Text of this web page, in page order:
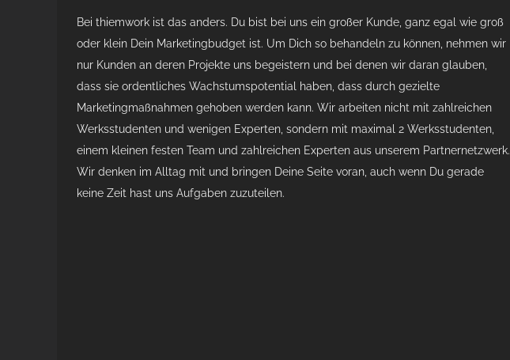
Bei thiemwork ist das anders. Du bist bei uns ein großer Kunde, ganz egal wie groß
oder klein Dein Marketingbudget ist. Um Dich so behandeln zu können, nehmen wir
nur Kunden an deren Projekte uns begeistern und bei denen wir daran glauben,
dass sie ordentliches Wachstumspotential haben, dass durch gezielte
Marketingmaßnahmen gehoben werden kann. Wir arbeiten nicht mit zahlreichen
Werksstudenten und wenigen Experten, sondern mit maximal 2 Werksstudenten,
einem kleinen festen Team und zahlreichen Experten aus unserem Partnernetzwerk.
Wir denken im Alltag mit und bringen Deine Seite voran, auch wenn Du gerade
keine Zeit hast uns Aufgaben zuzuteilen.